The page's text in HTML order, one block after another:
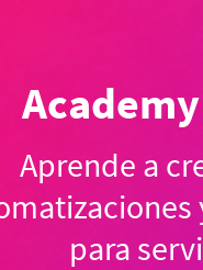
Aprende a
para